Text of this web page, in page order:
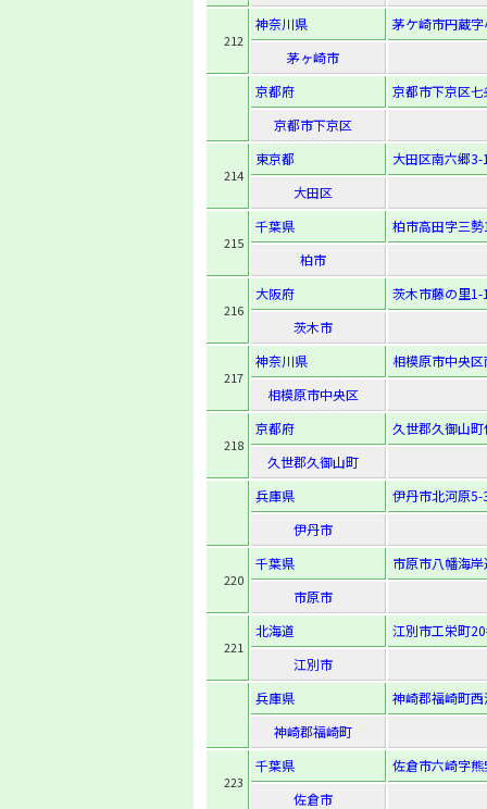
212
神奈川県
茅ケ崎市円蔵
茅ヶ崎市
京都府
京都市下京区
京都市下京区
214
東京都
大田区南六郷
大田区
215
千葉県
柏市高田字三
柏市
216
大阪府
茨木市藤の里1-
茨木市
217
神奈川県
相模原市中央
相模原市中央区
218
京都府
久世郡久御山
久世郡久御山町
兵庫県
伊丹市北河原5-
伊丹市
220
千葉県
市原市八幡海
市原市
221
北海道
江別市工栄町
江別市
兵庫県
神崎郡福崎町
神崎郡福崎町
223
千葉県
佐倉市六崎字
佐倉市